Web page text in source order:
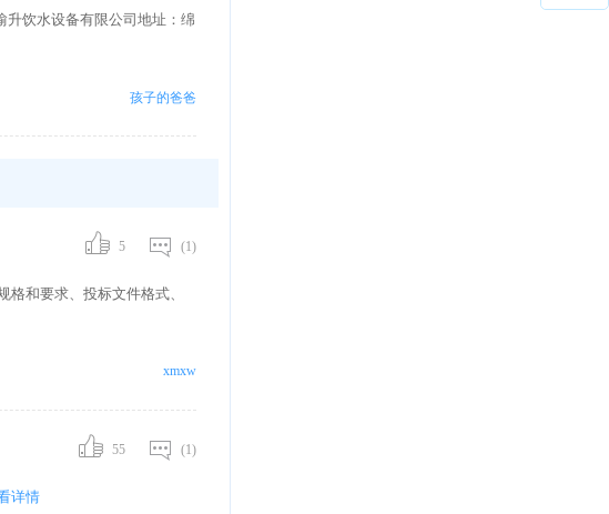
升饮水设备有限公司地址：绵
孩子的爸爸
(1)
5
和要求、投标文件格式、
xmxw
(1)
55
详情